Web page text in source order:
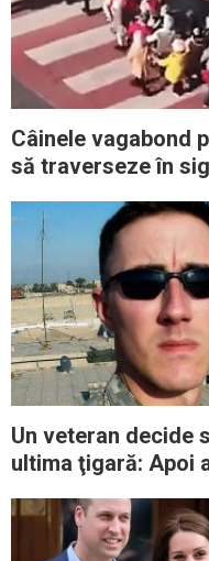
Câinele vagabond
să traverseze în
Un veteran decide
ultima ţigară: Apoi